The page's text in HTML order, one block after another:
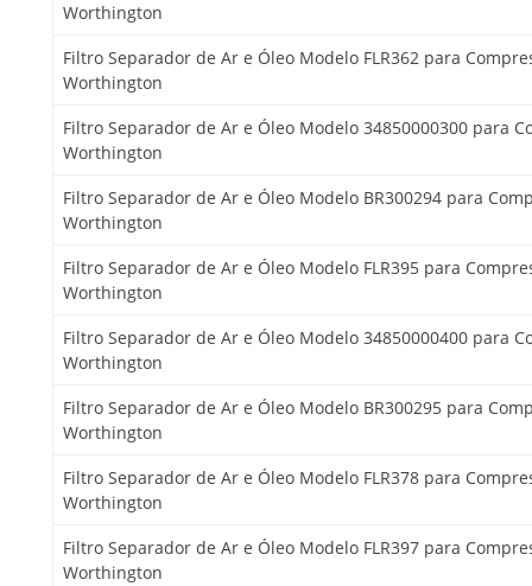
Worthington
Filtro Separador de Ar e Óleo Modelo FLR362 para
Worthington
Filtro Separador de Ar e Óleo Modelo 34850000300 para
Worthington
Filtro Separador de Ar e Óleo Modelo BR300294 para
Worthington
Filtro Separador de Ar e Óleo Modelo FLR395 para
Worthington
Filtro Separador de Ar e Óleo Modelo 34850000400 para
Worthington
Filtro Separador de Ar e Óleo Modelo BR300295 para
Worthington
Filtro Separador de Ar e Óleo Modelo FLR378 para
Worthington
Filtro Separador de Ar e Óleo Modelo FLR397 para
Worthington